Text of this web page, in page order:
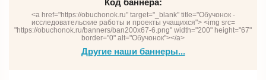
<a href="https://obuchonok.ru" target="_blank" title="Обучонок -
исследовательские работы и проекты учащихся"> <img src=
"https://obuchonok.ru/banners/ban200x67-6.png" width="200" height="67"
border="0" alt="Обучонок"></a>
Другие наши баннеры...